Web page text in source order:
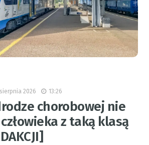
2026 13:26
chorobowej nie
z taką klasą